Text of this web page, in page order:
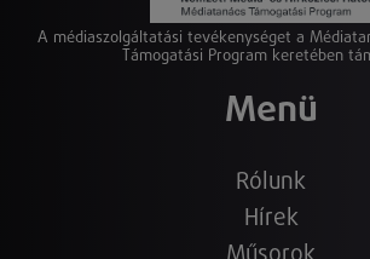
A médiaszolgáltatási tevékenységet a
Támogatási Program keretében
Menü
Rólunk
Hírek